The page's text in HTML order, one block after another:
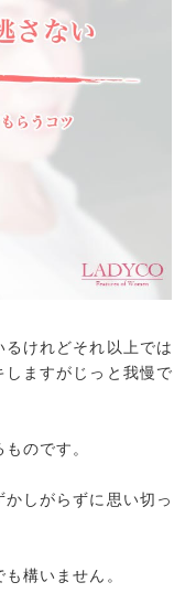
けれどそれ以上では
しますがじっと我慢で
のです。
しがらずに思い切っ
構いません。